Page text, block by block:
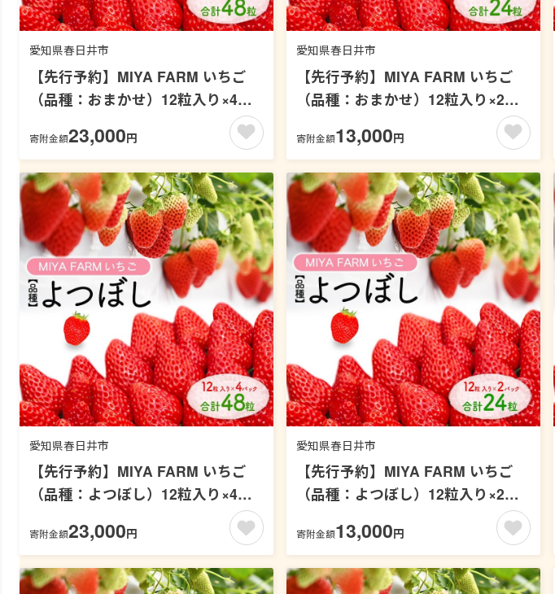
愛知県春日井市
【先行予約】MIYA FARM いちご
（品種：おまかせ）12粒入り×4パ
ック 合計 48粒 ※北海道・沖縄・離
島への配送不可 ※2027年1月中旬～
寄附金額23,000円
愛知県春日井市
【先行予約】MIYA FARM いちご
（品種：おまかせ）12粒入り×2パ
ック 合計 24粒 ※北海道・沖縄・離
島への配送不可 ※2027年1月中旬～
寄附金額13,000円
愛知県春日井市
【先行予約】MIYA FARM いちご
（品種：よつぼし）12粒入り×4パ
ック 合計 48粒 ※北海道・沖縄・離
島への配送不可 ※2027年1月中旬～
寄附金額23,000円
愛知県春日井市
【先行予約】MIYA FARM いちご
（品種：よつぼし）12粒入り×2パ
ック 合計 24粒 ※北海道・沖縄・離
島への配送不可 ※2027年1月中旬～
寄附金額13,000円